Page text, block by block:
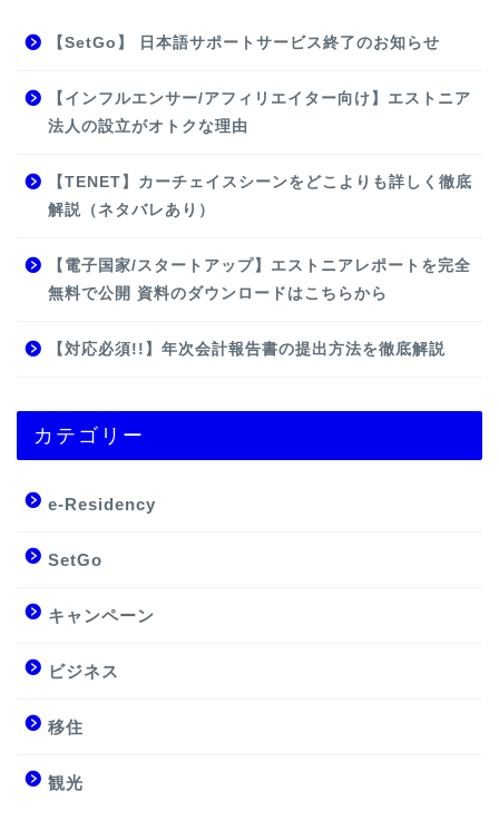
【SetGo】 日本語サポートサービス終了のお知らせ
【インフルエンサー/アフィリエイター向け】エストニア
法人の設立がオトクな理由
【TENET】カーチェイスシーンをどこよりも詳しく徹底
解説（ネタバレあり）
【電子国家/スタートアップ】エストニアレポートを完全
無料で公開 資料のダウンロードはこちらから
【対応必須!!】年次会計報告書の提出方法を徹底解説
カテゴリー
e-Residency
SetGo
キャンペーン
ビジネス
移住
観光